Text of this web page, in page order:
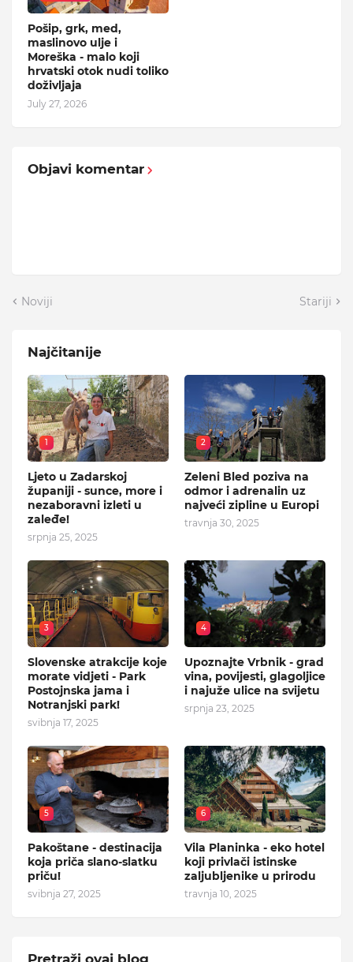
Pošip, grk, med,
maslinovo ulje i
Moreška - malo koji
hrvatski otok nudi toliko
doživljaja
July 27, 2026
Objavi komentar
Noviji Stariji
Najčitanije
1
Ljeto u Zadarskoj
županiji - sunce, more i
nezaboravni izleti u
zaleđe!
srpnja 25, 2025
2
Zeleni Bled poziva na
odmor i adrenalin uz
najveći zipline u Europi
travnja 30, 2025
3
Slovenske atrakcije koje
morate vidjeti - Park
Postojnska jama i
Notranjski park!
svibnja 17, 2025
4
Upoznajte Vrbnik - grad
vina, povijesti, glagoljice
i najuže ulice na svijetu
srpnja 23, 2025
5
Pakoštane - destinacija
koja priča slano-slatku
priču!
svibnja 27, 2025
6
Vila Planinka - eko hotel
koji privlači istinske
zaljubljenike u prirodu
travnja 10, 2025
Pretraži ovaj blog